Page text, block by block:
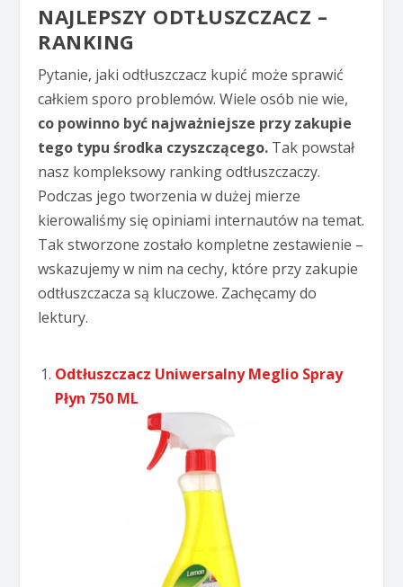
NAJLEPSZY ODTŁUSZCZACZ –
RANKING
Pytanie, jaki odtłuszczacz kupić może sprawić
całkiem sporo problemów. Wiele osób nie wie,
co powinno być najważniejsze przy zakupie
tego typu środka czyszczącego. Tak powstał
nasz kompleksowy ranking odtłuszczaczy.
Podczas jego tworzenia w dużej mierze
kierowaliśmy się opiniami internautów na temat.
Tak stworzone zostało kompletne zestawienie –
wskazujemy w nim na cechy, które przy zakupie
odtłuszczacza są kluczowe. Zachęcamy do
lektury.
Odtłuszczacz Uniwersalny Meglio Spray
Płyn 750 ML